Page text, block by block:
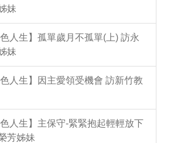
妹
人生】孤單歲月不孤單(上) 訪永
妹
人生】因主愛領受機會 訪新竹教
人生】主保守-緊緊抱起輕輕放下
芳姊妹